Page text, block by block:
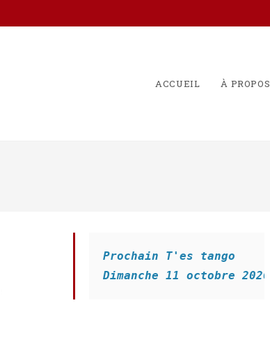
ACCUEIL À PROPOS
Prochain T'es tango
Dimanche 11 octobre 2026